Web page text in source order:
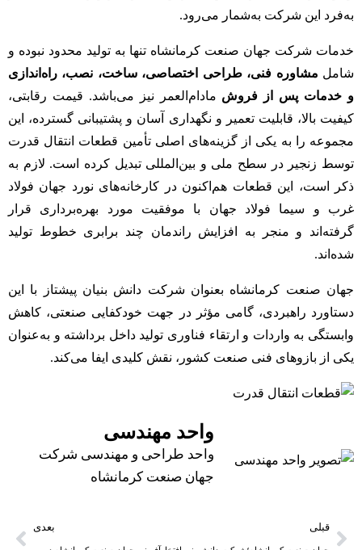
به‌فرد این شرکت به‌شمار می‌رود.
خدمات شرکت جهان صنعت کرمانشاه تنها به تولید محدود نبوده و
شامل مشاوره فنی، طراحی اختصاصی، ساخت، نصب، راه‌اندازی
و خدمات پس از فروش مادام‌العمر نیز می‌باشد. قیمت رقابتی،
کیفیت بالا، قابلیت تعمیر و نگهداری آسان و پشتیبانی گسترده، این
مجموعه را به یکی از گزینه‌های اصلی تأمین قطعات انتقال قدرت
توسط زنجیر در سطح ملی و بین‌المللی تبدیل کرده است. لازم به
ذکر است، این قطعات هم‌اکنون در کارخانه‌های نورد جهان فولاد
غرب و سیما فولاد جهان با موفقیت مورد بهره‌برداری قرار
گرفته‌اند و منجر به افزایش راندمان چند برابری خطوط تولید
شده‌اند.
جهان صنعت کرمانشاه بعنوان شرکت دانش بنیان پیشتاز با این
دستاورد راهبردی، گامی مؤثر در جهت خودکفایی صنعتی، کاهش
وابستگی به واردات و ارتقاء فناوری تولید داخل برداشته و به‌عنوان
یکی از بازوهای فنی صنعت کشور، نقش کلیدی ایفا می‌کند.
واحد مهندسی
واحد طراحی و مهندسی شرکت
جهان صنعت کرمانشاه
قبلی بعدی